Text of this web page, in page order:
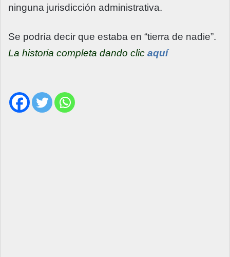
ninguna jurisdicción administrativa.
Se podría decir que estaba en “tierra de nadie”.
La historia completa dando clic aquí